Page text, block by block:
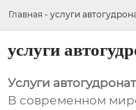
Главная - услуги
услуги
Услуги
В современном